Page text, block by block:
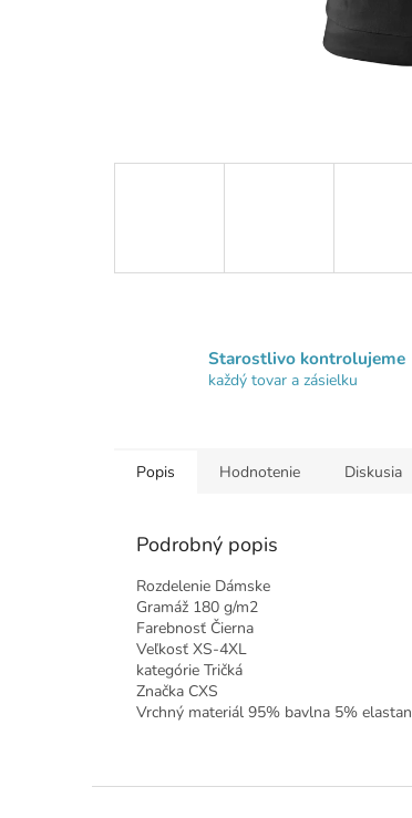
Starostlivo kontrolujeme
každý tovar a zásielku
Popis Hodnotenie Diskusia
Podrobný popis
Rozdelenie Dámske
Gramáž 180 g/m2
Farebnosť Čierna
Veľkosť XS-4XL
kategórie Tričká
Značka CXS
Vrchný materiál 95% bavlna 5% elastan